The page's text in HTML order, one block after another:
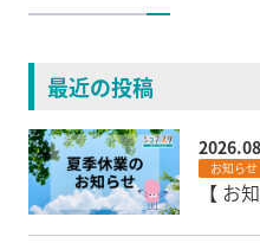
最近の投稿
お知らせ
【 お